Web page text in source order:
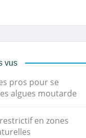
vus
pros pour se
algues moutarde
en zones